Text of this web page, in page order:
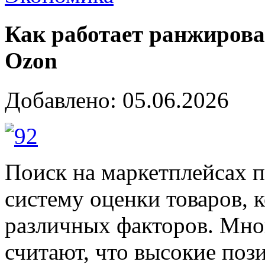
Как работает
Ozon
Добавлено: 05.06.2026
Поиск на маркетплейсах
систему оценки товаров,
различных факторов.
считают, что высокие